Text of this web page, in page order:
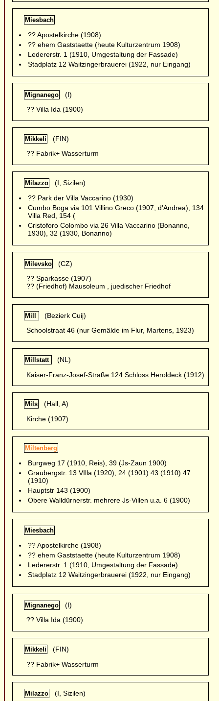
Miesbach
?? Apostelkirche (1908)
?? ehem Gaststaette (heute Kulturzentrum 1908)
Ledererstr. 1 (1910, Umgestaltung der Fassade)
Stadplatz 12 Waitzingerbrauerei (1922, nur Eingang)
Mignanego(I)
?? Villa Ida (1900)
Mikkeli(FIN)
?? Fabrik+ Wasserturm
Milazzo(I, Sizilen)
?? Park der Villa Vaccarino (1930)
Cumbo Boga via 101 Villino Greco (1907, d'Andrea), 134
Villa Red, 154 (
Cristoforo Colombo via 26 Villa Vaccarino (Bonanno,
1930), 32 (1930, Bonanno)
Milevsko(CZ)
?? Sparkasse (1907)
?? (Friedhof) Mausoleum , juedischer Friedhof
Mill
(Bezierk Cuij)
Schoolstraat 46 (nur Gemälde im Flur, Martens, 1923)
Millstatt (NL)
Kaiser-Franz-Josef-Straße 124 Schloss Heroldeck (1912)
Mils(Hall, A)
Kirche (1907)
Miltenberg
Burgweg 17 (1910, Reis), 39 (Js-Zaun 1900)
Graubergstr. 13 VIlla (1920), 24 (1901) 43 (1910) 47
(1910)
Hauptstr 143 (1900)
Obere Walldürnerstr. mehrere Js-Villen u.a. 6 (1900)
Miesbach
?? Apostelkirche (1908)
?? ehem Gaststaette (heute Kulturzentrum 1908)
Ledererstr. 1 (1910, Umgestaltung der Fassade)
Stadplatz 12 Waitzingerbrauerei (1922, nur Eingang)
Mignanego(I)
?? Villa Ida (1900)
Mikkeli(FIN)
?? Fabrik+ Wasserturm
Milazzo(I, Sizilen)